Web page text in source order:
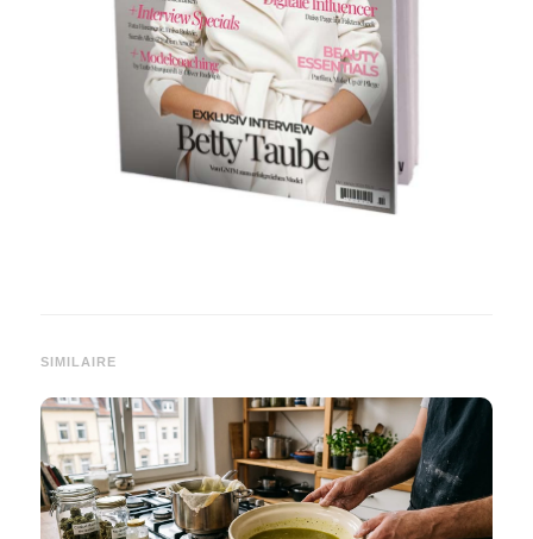
SIMILAIRE